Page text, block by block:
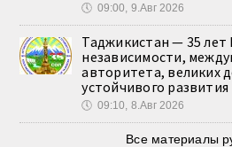
🕔 09:00, 9.Авг 2026
Таджикистан — 35 лет
независимости,
авторитета, великих
устойчивого развития
🕔 09:10, 8.Авг 2026
Все материалы